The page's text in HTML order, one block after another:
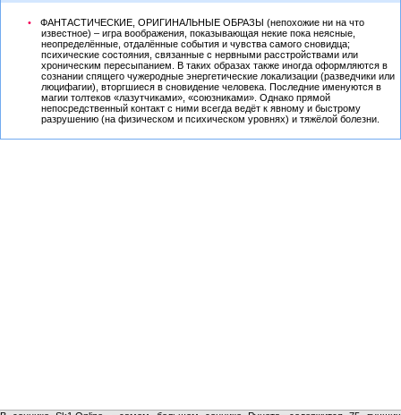
ФАНТАСТИЧЕСКИЕ, ОРИГИНАЛЬНЫЕ ОБРАЗЫ (непохожие ни на что
известное) – игра воображения, показывающая некие пока неясные,
неопределённые, отдалённые события и чувства самого сновидца;
психические состояния, связанные с нервными расстройствами или
хроническим пересыпанием. В таких образах также иногда оформляются в
сознании спящего чужеродные энергетические локализации (разведчики или
люцифагии), вторгшиеся в сновидение человека. Последние именуются в
магии толтеков «лазутчиками», «союзниками». Однако прямой
непосредственный контакт с ними всегда ведёт к явному и быстрому
разрушению (на физическом и психическом уровнях) и тяжёлой болезни.